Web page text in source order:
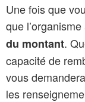
Une fois que
que
du montant.
capacité de
vous
les